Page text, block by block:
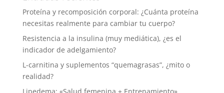
Proteína y recomposición corporal: ¿Cuánta proteína
necesitas realmente para cambiar tu cuerpo?
Resistencia a la insulina (muy mediática), ¿es el
indicador de adelgamiento?
L-carnitina y suplementos “quemagrasas”, ¿mito o
realidad?